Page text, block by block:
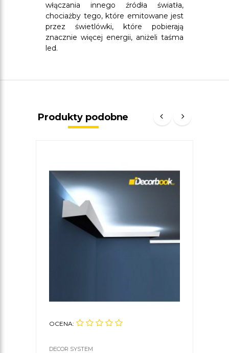
włączania innego źródła światła,
chociażby tego, które emitowane jest
przez świetlówki, które pobierają
znacznie więcej energii, aniżeli taśma
led.
Produkty podobne
OCENA:
DECOR SYSTEM